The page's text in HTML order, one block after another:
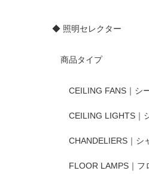
◆ 照明セレクター
商品タイプ
CEILING FANS｜シ
CEILING LIGHTS｜
CHANDELIERS｜シ
FLOOR LAMPS｜フ